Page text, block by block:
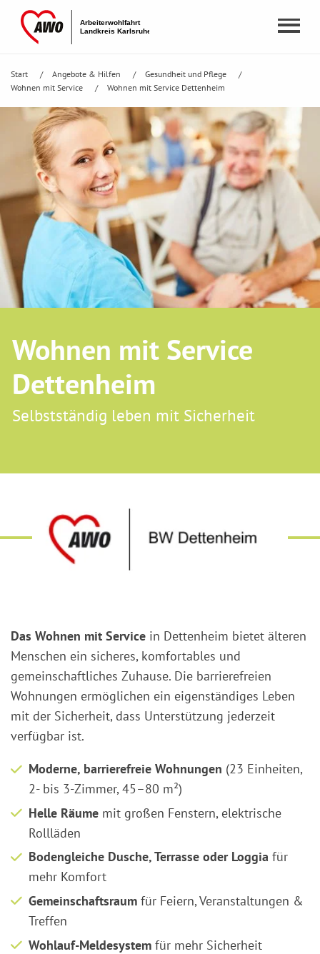
Start Angebote & Hilfen
Gesundheit und Pflege
Wohnen mit Service
Wohnen mit Service Dettenheim
Wohnen mit Service
Dettenheim
Selbstständig leben mit Sicherheit
Das Wohnen mit Service in Dettenheim bietet älteren
Menschen ein sicheres, komfortables und
gemeinschaftliches Zuhause. Die barrierefreien
Wohnungen ermöglichen ein eigenständiges Leben
mit der Sicherheit, dass Unterstützung jederzeit
verfügbar ist.
Moderne, barrierefreie Wohnungen (23 Einheiten,
2- bis 3-Zimmer, 45–80 m²)
Helle Räumemit großen Fenstern, elektrische
Rollläden
Bodengleiche Dusche, Terrasse oder Loggia für
mehr Komfort
Gemeinschaftsraumfür Feiern, Veranstaltungen &
Treffen
Wohlauf-Meldesystemfür mehr Sicherheit